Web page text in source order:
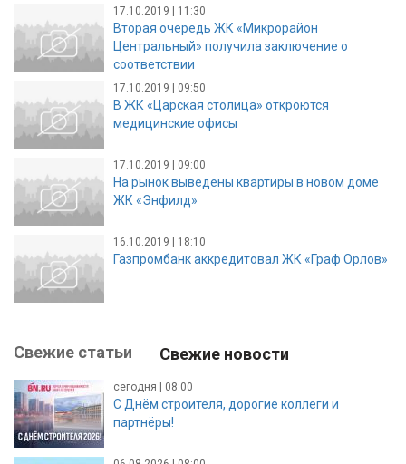
17.10.2019 | 11:30
Вторая очередь ЖК «Микрорайон
Центральный» получила заключение о
соответствии
17.10.2019 | 09:50
В ЖК «Царская столица» откроются
медицинские офисы
17.10.2019 | 09:00
На рынок выведены квартиры в новом доме
ЖК «Энфилд»
16.10.2019 | 18:10
Газпромбанк аккредитовал ЖК «Граф Орлов»
Свежие статьи Свежие новости
сегодня | 08:00
С Днём строителя, дорогие коллеги и
партнёры!